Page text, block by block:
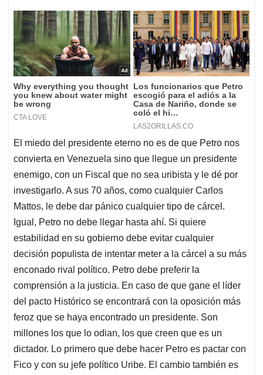
El miedo del presidente eterno no es de que Petro nos
convierta en Venezuela sino que llegue un presidente
enemigo, con un Fiscal que no sea uribista y le dé por
investigarlo. A sus 70 años, como cualquier Carlos
Mattos, le debe dar pánico cualquier tipo de cárcel.
Igual, Petro no debe llegar hasta ahí. Si quiere
estabilidad en su gobierno debe evitar cualquier
decisión populista de intentar meter a la cárcel a su más
enconado rival político. Petro debe preferir la
comprensión a la justicia. En caso de que gane el líder
del pacto Histórico se encontrará con la oposición más
feroz que se haya encontrado un presidente. Son
millones los que lo odian, los que creen que es un
dictador. Lo primero que debe hacer Petro es pactar con
Fico y con su jefe político Uribe. El cambio también es